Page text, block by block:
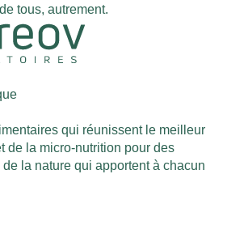
tous, autrement.
qui réunissent le meilleur
de la micro-nutrition pour des
la nature qui apportent à chacun